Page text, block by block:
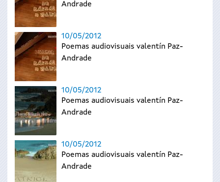
Andrade
10/05/2012
Poemas audiovisuais valentín Paz-
Andrade
10/05/2012
Poemas audiovisuais valentín Paz-
Andrade
10/05/2012
Poemas audiovisuais valentín Paz-
Andrade